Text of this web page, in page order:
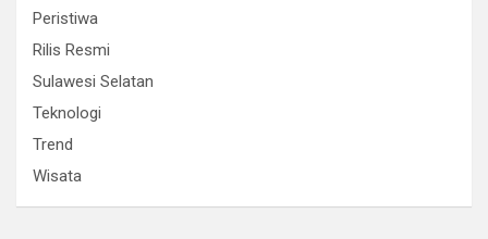
Peristiwa
Rilis Resmi
Sulawesi Selatan
Teknologi
Trend
Wisata